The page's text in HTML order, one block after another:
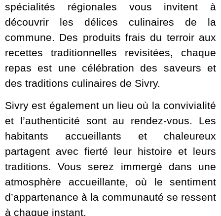
spécialités régionales vous invitent à
découvrir les délices culinaires de la
commune. Des produits frais du terroir aux
recettes traditionnelles revisitées, chaque
repas est une célébration des saveurs et
des traditions culinaires de Sivry.
Sivry est également un lieu où la convivialité
et l’authenticité sont au rendez-vous. Les
habitants accueillants et chaleureux
partagent avec fierté leur histoire et leurs
traditions. Vous serez immergé dans une
atmosphère accueillante, où le sentiment
d’appartenance à la communauté se ressent
à chaque instant.